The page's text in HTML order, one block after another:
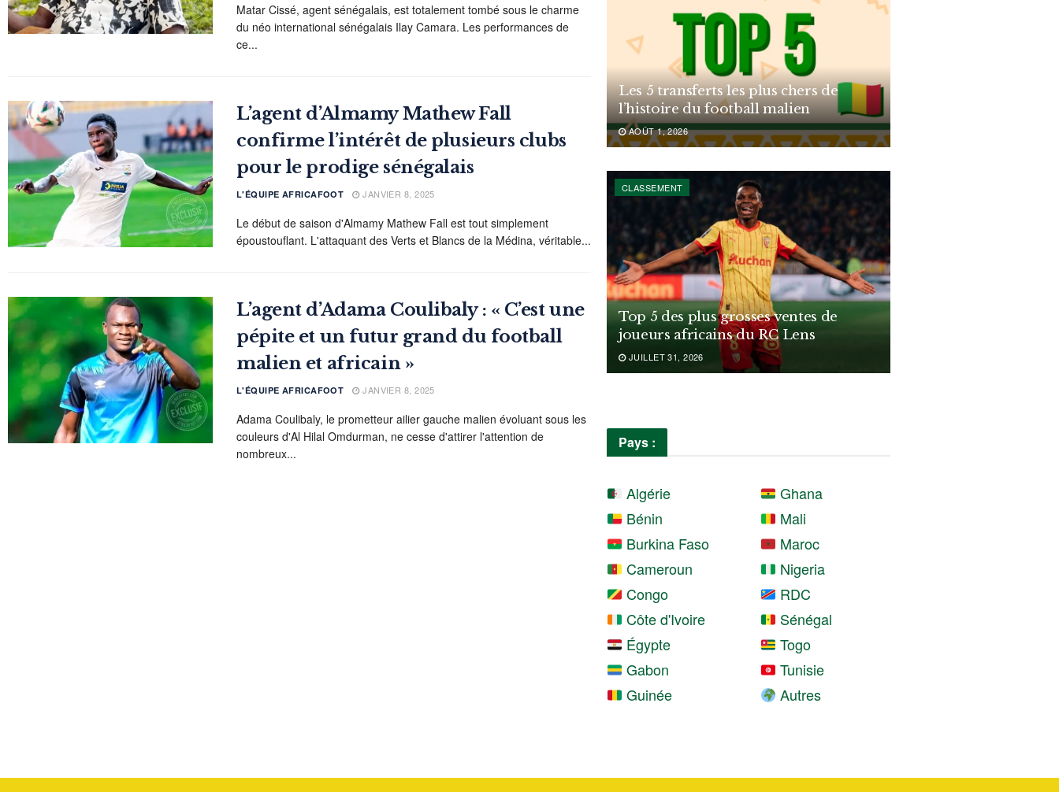
Matar Cissé, agent sénégalais, est totalement tombé sous le charme
du néo international sénégalais Ilay Camara. Les performances de
ce...
L’agent d’Almamy Mathew Fall
confirme l’intérêt de plusieurs clubs
pour le prodige sénégalais
L'ÉQUIPE AFRICAFOOT JANVIER 8, 2025
Le début de saison d'Almamy Mathew Fall est tout simplement
époustouflant. L'attaquant des Verts et Blancs de la Médina, véritable...
L’agent d’Adama Coulibaly : « C’est une
pépite et un futur grand du football
malien et africain »
L'ÉQUIPE AFRICAFOOT JANVIER 8, 2025
Adama Coulibaly, le prometteur ailier gauche malien évoluant sous les
couleurs d'Al Hilal Omdurman, ne cesse d'attirer l'attention de
nombreux...
Les 5 transferts les plus chers de
l’histoire du football malien
AOÛT 1, 2026
CLASSEMENT
Top 5 des plus grosses ventes de
joueurs africains du RC Lens
JUILLET 31, 2026
Pays :
Algérie
Bénin
Burkina Faso
Cameroun
Congo
Côte d'Ivoire
Égypte
Gabon
Guinée
Ghana
Mali
Maroc
Nigeria
RDC
Sénégal
Togo
Tunisie
Autres